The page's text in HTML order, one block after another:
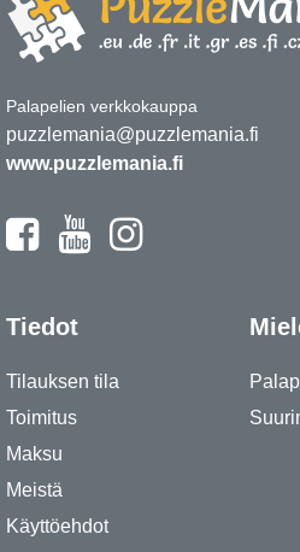
Palapelien verkkokauppa
puzzlemania@puzzlemania.fi
www.puzzlemania.fi
Tiedot
Tilauksen tila
Toimitus
Maksu
Meistä
Käyttöehdot